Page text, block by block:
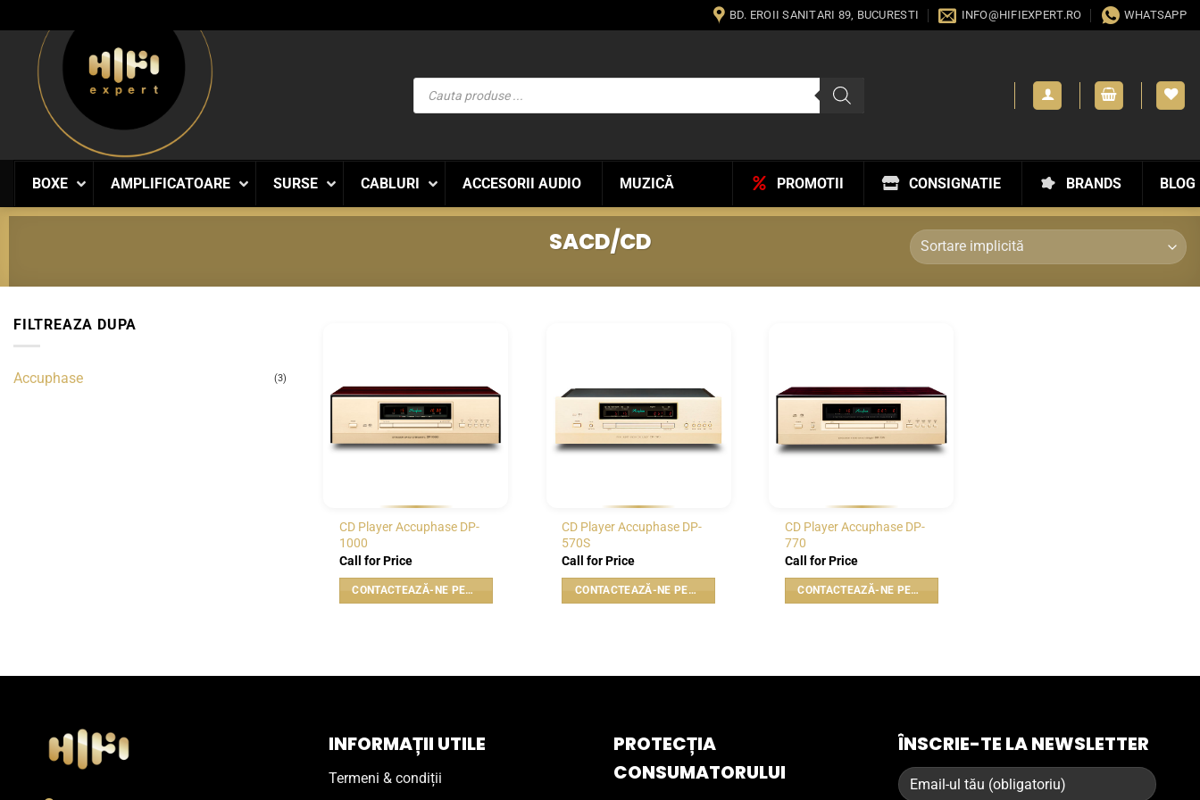
to
content
BD. EROII SANITARI 89, BUCURESTI INFO@HIFIEXPERT.RO WHATSAPP
Products
search
BOXE AMPLIFICATOARE SURSE CABLURI ACCESORII AUDIO MUZICĂ BLOG
BRANDS
CONSIGNATIE
PROMOTII
SACD/CD
FILTREAZA DUPA
Accuphase (3)
CD Player Accuphase DP-
1000
Call for Price
CONTACTEAZĂ-NE PENTRU PREȚ
CD Player Accuphase DP-
570S
Call for Price
CONTACTEAZĂ-NE PENTRU PREȚ
CD Player Accuphase DP-
770
Call for Price
CONTACTEAZĂ-NE PENTRU PREȚ
INFORMAȚII UTILE
Termeni & condiții
PROTECȚIA
CONSUMATORULUI
ÎNSCRIE-TE LA NEWSLETTER